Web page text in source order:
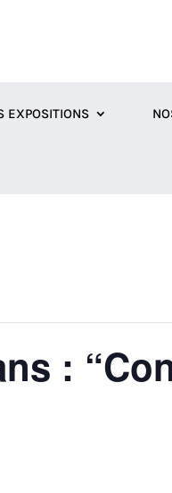
EXPOSITIONS
: